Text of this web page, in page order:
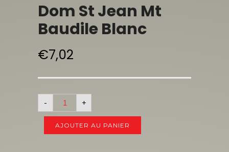
Dom St Jean Mt
Baudile Blanc
€7,02
- +
AJOUTER AU PANIER